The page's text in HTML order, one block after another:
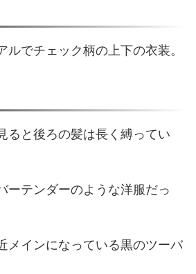
ルでチェック柄の上下の衣装。
ると後ろの髪は長く縛ってい
ーテンダーのような洋服だっ
メインになっている黒のツーバ